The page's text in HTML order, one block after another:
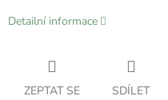
Detailní informace
ZEPTAT SE SDÍLET